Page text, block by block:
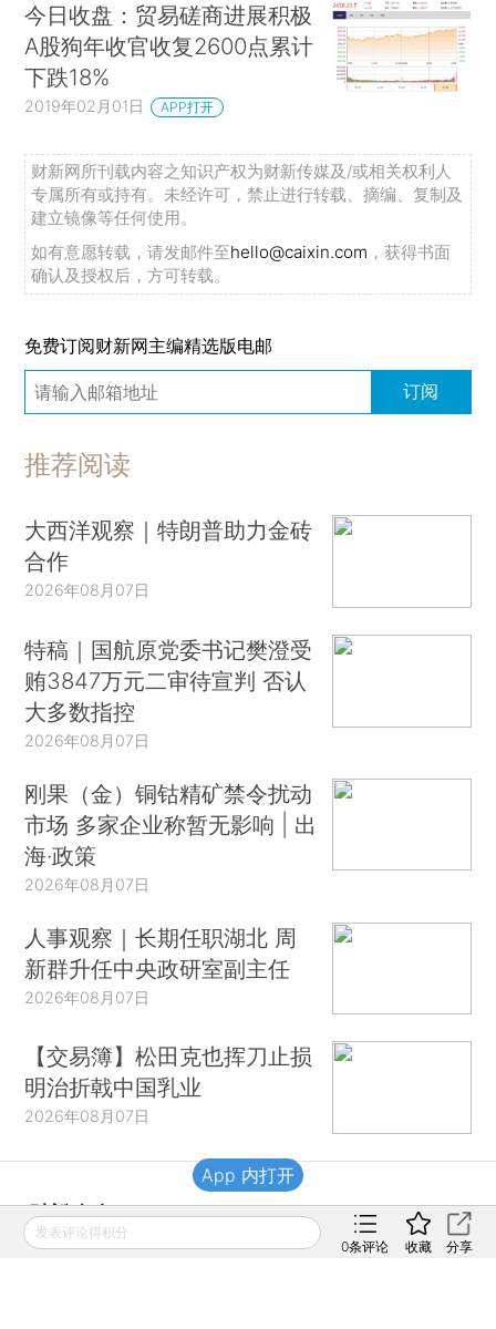
今日收盘：贸易磋商进展积极
A股狗年收官收复2600点累计
下跌18%
2019年02月01日 APP打开
财新网所刊载内容之知识产权为财新传媒及/或相关权利人
专属所有或持有。未经许可，禁止进行转载、摘编、复制及
建立镜像等任何使用。
如有意愿转载，请发邮件至hello@caixin.com ，获得书面
确认及授权后，方可转载。
免费订阅财新网主编精选版电邮
订阅
推荐阅读
大西洋观察｜特朗普助力金砖
合作
2026年08月07日
特稿｜国航原党委书记樊澄受
贿3847万元二审待宣判 否认
大多数指控
2026年08月07日
刚果（金）铜钴精矿禁令扰动
市场 多家企业称暂无影响 | 出
海·政策
2026年08月07日
人事观察｜长期任职湖北 周
新群升任中央政研室副主任
2026年08月07日
【交易簿】松田克也挥刀止损
明治折戟中国乳业
2026年08月07日
财新移动
发表评论得积分
0条评论 收藏 分享
App 内打开